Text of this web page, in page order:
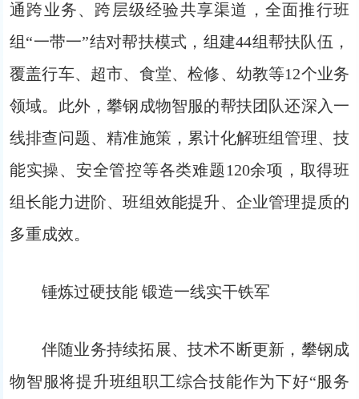
通跨业务、跨层级经验共享渠道，全面推行班
组“一带一”结对帮扶模式，组建44组帮扶队伍，
覆盖行车、超市、食堂、检修、幼教等12个业务
领域。此外，攀钢成物智服的帮扶团队还深入一
线排查问题、精准施策，累计化解班组管理、技
能实操、安全管控等各类难题120余项，取得班
组长能力进阶、班组效能提升、企业管理提质的
多重成效。
锤炼过硬技能 锻造一线实干铁军
伴随业务持续拓展、技术不断更新，攀钢成
物智服将提升班组职工综合技能作为下好“服务